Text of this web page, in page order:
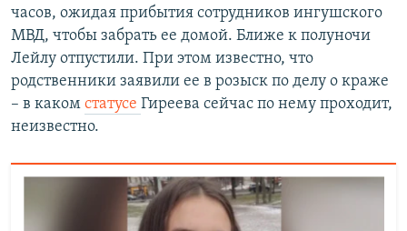
часов, ожидая прибытия сотрудников ингушского
МВД, чтобы забрать ее домой. Ближе к полуночи
Лейлу отпустили. При этом известно, что
родственники заявили ее в розыск по делу о краже
– в каком статусе Гиреева сейчас по нему проходит,
неизвестно.